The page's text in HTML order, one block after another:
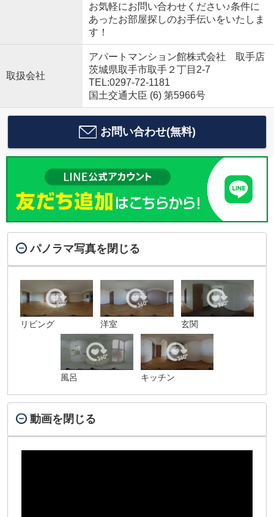
お気軽にお問い合わせください♪条件に
あったお部屋探しのお手伝いをいたしま
す！
取扱会社
アパートマンション館株式会社 取手店
茨城県取手市取手２丁目2-7
TEL:0297-72-1181
国土交通大臣 (6) 第5966号
お問い合わせ(無料)
パノラマ写真を閉じる
リビング 洋室 玄関
風呂 キッチン
動画を閉じる